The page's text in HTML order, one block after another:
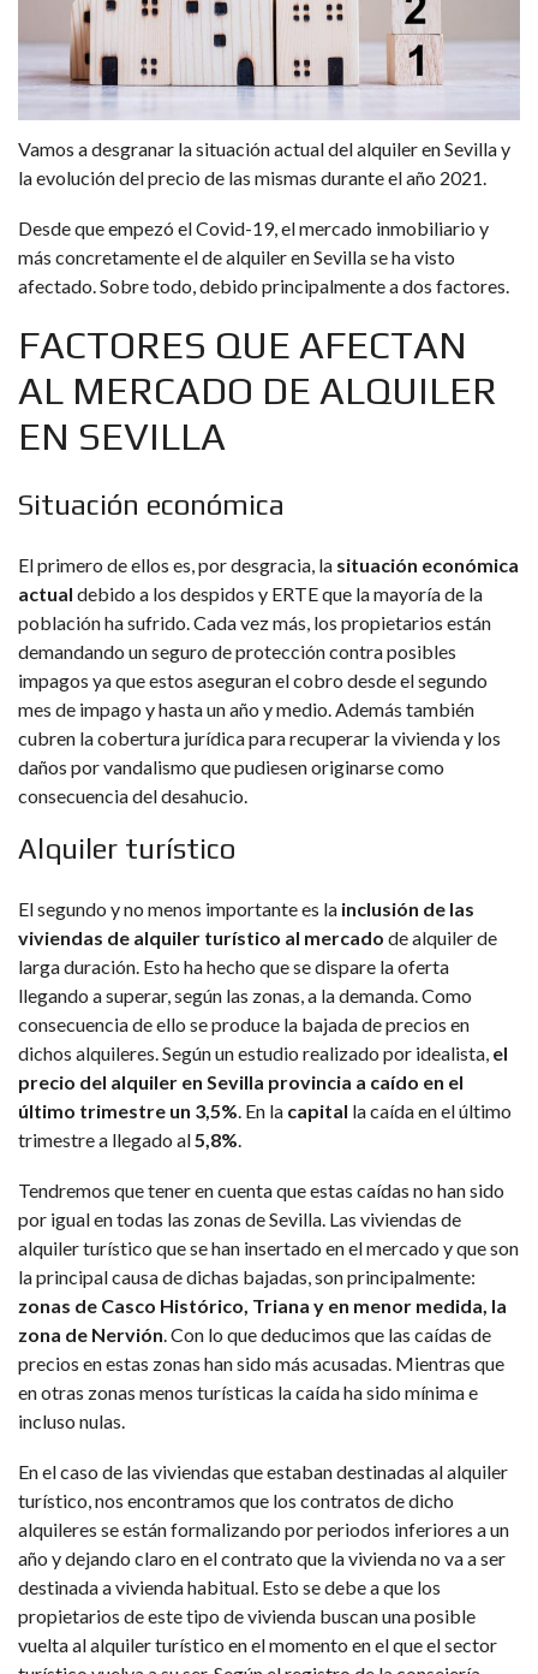
Vamos a desgranar la situación actual del alquiler en Sevilla y
la evolución del precio de las mismas durante el año 2021.
Desde que empezó el Covid-19, el mercado inmobiliario y
más concretamente el de alquiler en Sevilla se ha visto
afectado. Sobre todo, debido principalmente a dos factores.
FACTORES QUE AFECTAN
AL MERCADO DE ALQUILER
EN SEVILLA
Situación económica
El primero de ellos es, por desgracia, la situación económica
actual debido a los despidos y ERTE que la mayoría de la
población ha sufrido. Cada vez más, los propietarios están
demandando un seguro de protección contra posibles
impagos ya que estos aseguran el cobro desde el segundo
mes de impago y hasta un año y medio. Además también
cubren la cobertura jurídica para recuperar la vivienda y los
daños por vandalismo que pudiesen originarse como
consecuencia del desahucio.
Alquiler turístico
El segundo y no menos importante es la inclusión de las
viviendas de alquiler turístico al mercado de alquiler de
larga duración. Esto ha hecho que se dispare la oferta
llegando a superar, según las zonas, a la demanda. Como
consecuencia de ello se produce la bajada de precios en
dichos alquileres. Según un estudio realizado por idealista, el
precio del alquiler en Sevilla provincia a caído en el
último trimestre un 3,5% . En la capital la caída en el último
trimestre a llegado al 5,8%
Tendremos que tener en cuenta que estas caídas no han sido
por igual en todas las zonas de Sevilla. Las viviendas de
alquiler turístico que se han insertado en el mercado y que son
la principal causa de dichas bajadas, son principalmente:
zonas de Casco Histórico, Triana y en menor medida, la
zona de Nervión . Con lo que deducimos que las caídas de
precios en estas zonas han sido más acusadas. Mientras que
en otras zonas menos turísticas la caída ha sido mínima e
incluso nulas.
En el caso de las viviendas que estaban destinadas al alquiler
turístico, nos encontramos que los contratos de dicho
alquileres se están formalizando por periodos inferiores a un
año y dejando claro en el contrato que la vivienda no va a ser
destinada a vivienda habitual. Esto se debe a que los
propietarios de este tipo de vivienda buscan una posible
vuelta al alquiler turístico en el momento en el que el sector